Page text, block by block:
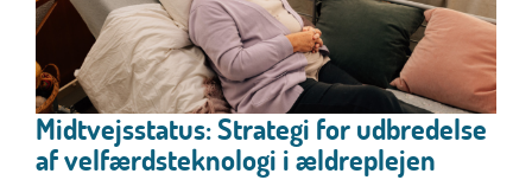
Midtvejsstatus: Strategi for udbredelse
af velfærdsteknologi i ældreplejen